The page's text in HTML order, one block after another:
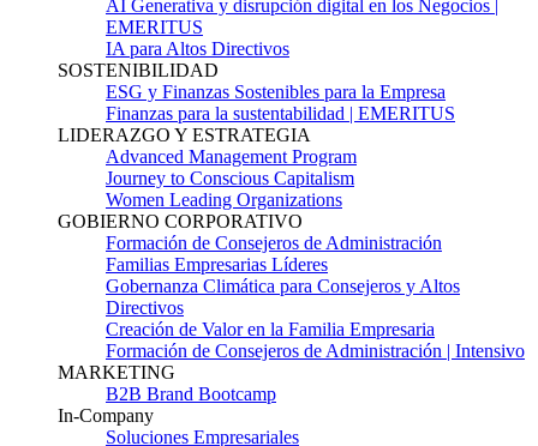
AI Generativa y disrupción digital en los Negocios |
EMERITUS
IA para Altos Directivos
SOSTENIBILIDAD
ESG y Finanzas Sostenibles para la Empresa
Finanzas para la sustentabilidad | EMERITUS
LIDERAZGO Y ESTRATEGIA
Advanced Management Program
Journey to Conscious Capitalism
Women Leading Organizations
GOBIERNO CORPORATIVO
Formación de Consejeros de Administración
Familias Empresarias Líderes
Gobernanza Climática para Consejeros y Altos
Directivos
Creación de Valor en la Familia Empresaria
Formación de Consejeros de Administración | Intensivo
MARKETING
B2B Brand Bootcamp
In-Company
Soluciones Empresariales